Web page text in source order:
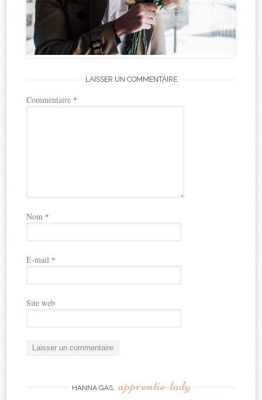
LAISSER UN COMMENTAIRE
Commentaire *
Nom *
E-mail *
Site web
HANNA GAS, apprentie-lady